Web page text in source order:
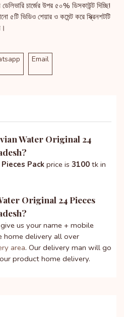
চার্জের উপর ৫০% ডিসকাউন্ট দিচ্ছি!
৫টি ভিডিও শেয়ার ও কমেন্ট করে স্ক্রিনশটটি
Email
Water Original 24
Pack price is 3100 tk in
Original 24 Pieces
us your name + mobile
home delivery all over
area. Our delivery man will go
product home delivery.